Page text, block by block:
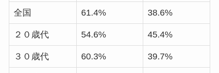
全国 61.4% 38.6%
２０歳代 54.6% 45.4%
３０歳代 60.3% 39.7%